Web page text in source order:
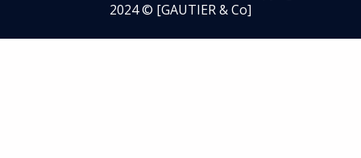
2024 © [GAUTIER & Co]